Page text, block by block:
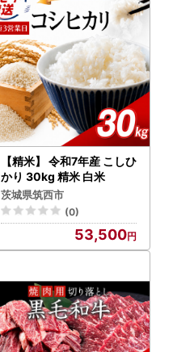
【精米】 令和7年産 こしひ
かり 30kg 精米 白米
茨城県筑西市
(0)
53,500